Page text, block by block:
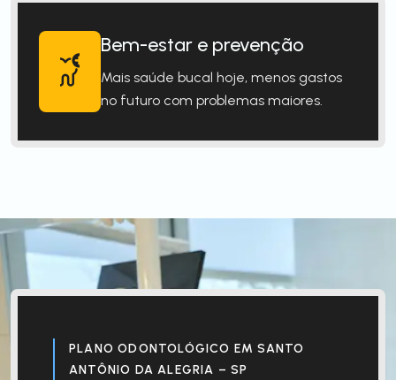
Bem-estar e prevenção
Mais saúde bucal hoje, menos gastos
no futuro com problemas maiores.
PLANO ODONTOLÓGICO EM SANTO
ANTÔNIO DA ALEGRIA – SP